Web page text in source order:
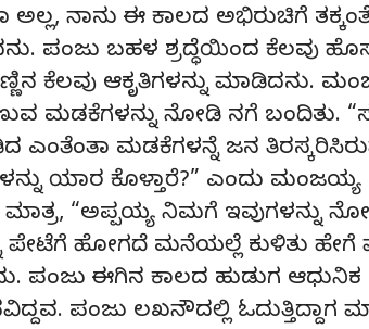
ನಾನು ಈ ಕಾಲದ ಅಭಿರುಚಿಗೆ
ಪಂಜು ಬಹಳ ಶ್ರದ್ಧೆಯಿಂದ ಕೆಲವು
ಕೆಲವು ಆಕೃತಿಗಳನ್ನು ಮಾಡಿದನು.
ಮಡಕೆಗಳನ್ನು ನೋಡಿ ನಗೆ ಬಂದಿತು.
ಎಂತೆಂತಾ ಮಡಕೆಗಳನ್ನೆ ಜನ
ಯಾರ ಕೊಳ್ತಾರೆ?” ಎಂದು ಮಂಜಯ್ಯ
ಮಾತ್ರ, “ಅಪ್ಪಯ್ಯ ನಿಮಗೆ ಇವುಗಳನ್ನು
ಪೇಟೆಗೆ ಹೋಗದೆ ಮನೆಯಲ್ಲೆ ಕುಳಿತು ಹೇಗೆ
ಪಂಜು ಈಗಿನ ಕಾಲದ ಹುಡುಗ ಆಧುನಿಕ
ಪಂಜು ಲಖನೌದಲ್ಲಿ ಓದುತ್ತಿದ್ದಾಗ